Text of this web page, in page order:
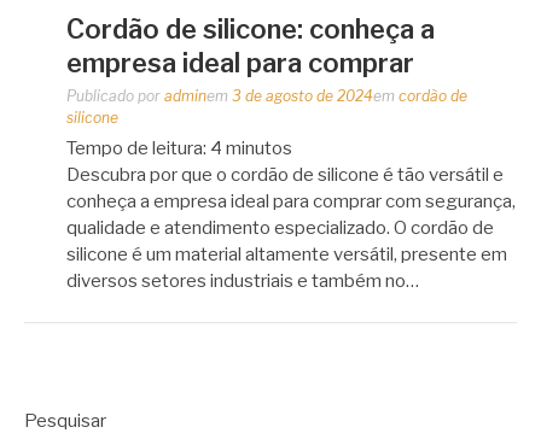
Cordão de silicone: conheça a
empresa ideal para comprar
Publicado por adminem 3 de agosto de 2024em cordão de
silicone
Tempo de leitura: 4 minutos
Descubra por que o cordão de silicone é tão versátil e
conheça a empresa ideal para comprar com segurança,
qualidade e atendimento especializado. O cordão de
silicone é um material altamente versátil, presente em
diversos setores industriais e também no…
Pesquisar